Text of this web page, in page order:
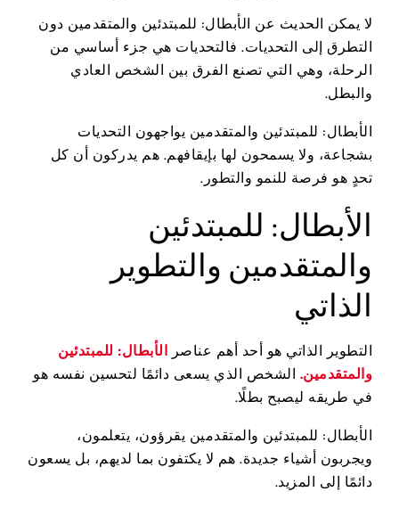
لا يمكن الحديث عن الأبطال: للمبتدئين والمتقدمين دون
التطرق إلى التحديات. فالتحديات هي جزء أساسي من
الرحلة، وهي التي تصنع الفرق بين الشخص العادي
والبطل.
الأبطال: للمبتدئين والمتقدمين يواجهون التحديات
بشجاعة، ولا يسمحون لها بإيقافهم. هم يدركون أن كل
تحدٍ هو فرصة للنمو والتطور.
الأبطال: للمبتدئين
والمتقدمين والتطوير
الذاتي
التطوير الذاتي هو أحد أهم عناصر الأبطال: للمبتدئين
والمتقدمين. الشخص الذي يسعى دائمًا لتحسين نفسه هو
في طريقه ليصبح بطلًا.
الأبطال: للمبتدئين والمتقدمين يقرؤون، يتعلمون،
ويجربون أشياء جديدة. هم لا يكتفون بما لديهم، بل يسعون
دائمًا إلى المزيد.